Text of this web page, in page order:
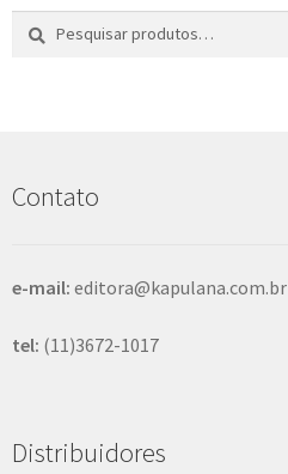
Pesquisar
a
Contato
e-mail: editora@kapulana.com.br
tel: (11)3672-1017
Distribuidores